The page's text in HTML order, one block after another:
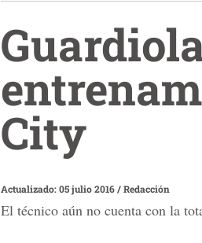
City
Actualizado: 05 julio 2016/Redacción
El técnico aún no cuenta con la